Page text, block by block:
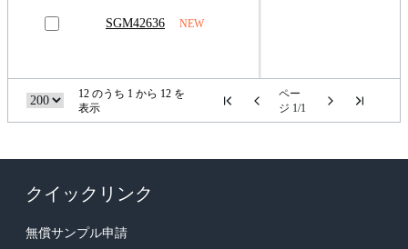
SGM42636 NEW
12 のうち 1 から 12 を
表示
ペー
ジ 1/1
クイックリンク
無償サンプル申請